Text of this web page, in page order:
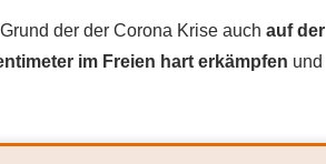
der der Corona Krise auch auf der
im Freien hart erkämpfen und